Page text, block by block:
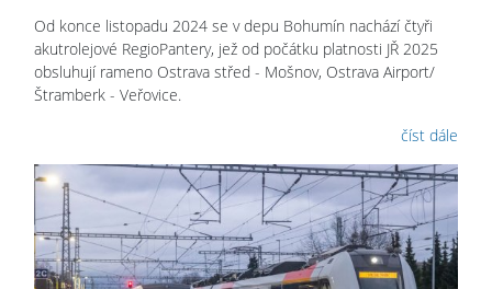
Od konce listopadu 2024 se v depu Bohumín nachází čtyři
akutrolejové RegioPantery, jež od počátku platnosti JŘ 2025
obsluhují rameno Ostrava střed - Mošnov, Ostrava Airport/
Štramberk - Veřovice.
číst dále